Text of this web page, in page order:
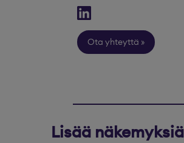
Ota yhteyttä
Lisää